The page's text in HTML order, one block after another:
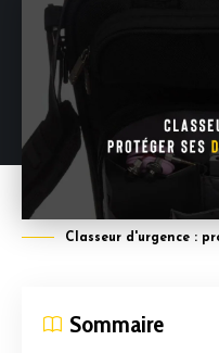
Classeur d'urgence :
Sommaire